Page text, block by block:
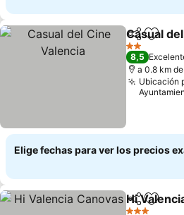
Compartir
Casual
2 Estrellas
8,5
a 0.8 km
Ubicación
Elige fechas para ver los precios
Compartir
Hi